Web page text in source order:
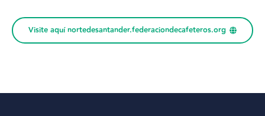
Visite aquí nortedesantander.federaciondecafeteros.org